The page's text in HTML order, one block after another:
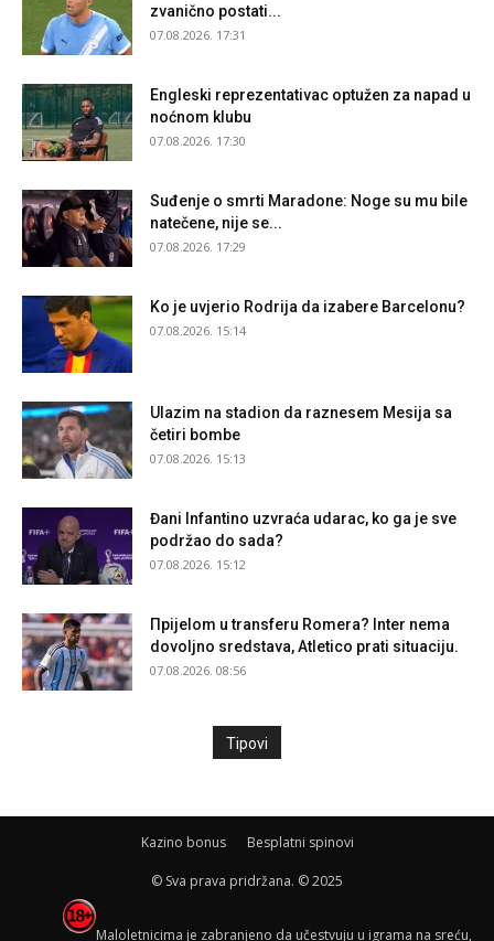
zvanično postati...
07.08.2026. 17:31
Engleski reprezentativac optužen za napad u
noćnom klubu
07.08.2026. 17:30
Suđenje o smrti Maradone: Noge su mu bile
natečene, nije se...
07.08.2026. 17:29
Ko je uvjerio Rodrija da izabere Barcelonu?
07.08.2026. 15:14
Ulazim na stadion da raznesem Mesija sa
četiri bombe
07.08.2026. 15:13
Đani Infantino uzvraća udarac, ko ga je sve
podržao do sada?
07.08.2026. 15:12
Прijelom u transferu Romera? Inter nema
dovoljno sredstava, Atletico prati situaciju.
07.08.2026. 08:56
Tipovi
Kazino bonus Besplatni spinovi
© Sva prava pridržana. © 2025
Maloletnicima je zabranjeno da učestvuju u igrama na sreću,